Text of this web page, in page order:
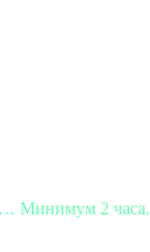
Минимум 2 часа.